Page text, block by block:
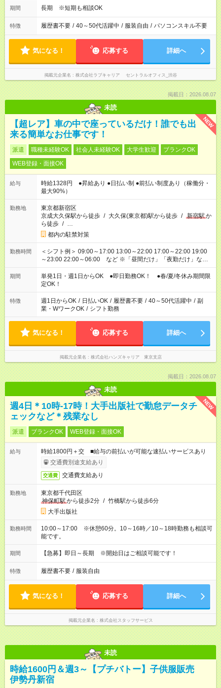
期間 長期 ※短期も相談OK
特徴 履歴書不要 / 40～50代活躍中 / 服装自由 / パソコンスキル不要
気になる！ 応募する 詳細へ
掲載元企業名 株式会社ラブキャリア セントラルオフィス_渋谷
掲載日：2026.08.07
未読
NEW
【超レア】車の中で座っているだけ！誰でも出
来る簡単なお仕事です！
派遣 職種未経験OK 社会人未経験OK 大学生歓迎
ブランクOK
WEB登録・面接OK
給与
時給1328円 ●昇給あり ●日払い制 ●前払い制度あり（稼働分・
最大90%）
勤務地
東京都新宿区
京成大久保駅から徒歩 / 大久保(東京都)駅から徒歩 / 新宿駅か
ら徒歩 / …
都内の駐禁対策
勤務時間
＜シフト例＞ 09:00～17:00 13:00～22:00 17:00～22:00 19:00
～23:00 22:00～06:00 など ※「昼間だけ」「夜勤だけ」など
の希望OK
期間
単発1日・週1日からOK ●即日勤務OK！ ●春/夏/冬休み期間限
定OK！
特徴 週1日からOK / 日払いOK / 履歴書不要 / 40～50代活躍中 / 副
業・WワークOK / シフト勤務
気になる！ 応募する 詳細へ
掲載元企業名 株式会社ハンズキャリア 東京支店
掲載日：2026.08.07
未読
NEW
週4日＊10時-17時！大手出版社で勤怠データチ
ェックなど＊残業なし
派遣 ブランクOK WEB登録・面接OK
給与
時給1800円＋交 ■給与の前払いが可能な速払いサービスあり
交通費別途支給あり
交通費 交通費支給あり
勤務地
東京都千代田区
神保町駅から徒歩2分 / 竹橋駅から徒歩6分
大手出版社
勤務時間
10:00～17:00 ※休憩60分。10～16時／10～18時勤務も相談可
能です。
期間 【急募】即日～長期 ※開始日はご相談可能です！
特徴 履歴書不要 / 服装自由
気になる！ 応募する 詳細へ
掲載元企業名 株式会社スタッフサービス
未読
時給1600円＆週3～【プチバトー】子供服販売
伊勢丹新宿